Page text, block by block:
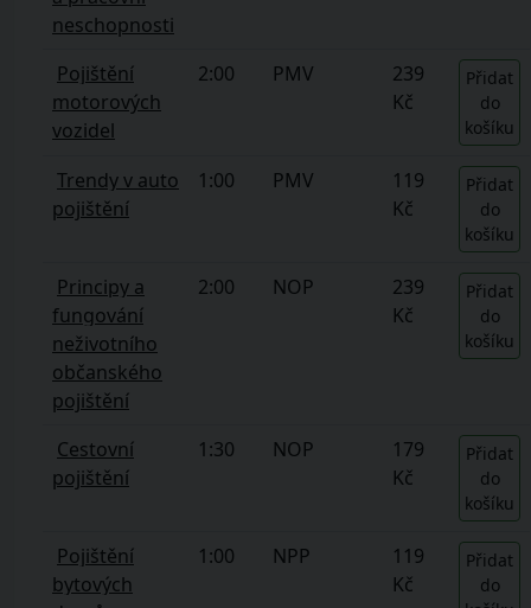
neschopnosti
Pojištění
motorových
vozidel
2:00 PMV
239
Kč
Přidat
do
košíku
Trendy v auto
pojištění
1:00 PMV
119
Kč
Přidat
do
košíku
Principy a
fungování
neživotního
občanského
pojištění
2:00 NOP
239
Kč
Přidat
do
košíku
Cestovní
pojištění
1:30 NOP
179
Kč
Přidat
do
košíku
Pojištění
bytových
1:00 NPP
119
Kč
Přidat
do